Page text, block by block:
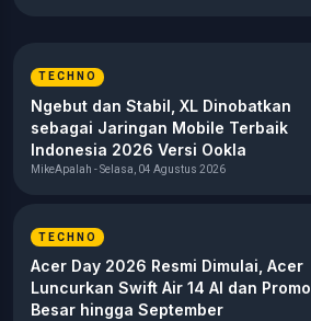
TECHNO
Ngebut dan Stabil, XL Dinobatkan
sebagai Jaringan Mobile Terbaik
Indonesia 2026 Versi Ookla
MikeApalah - Selasa, 04 Agustus 2026
TECHNO
Acer Day 2026 Resmi Dimulai, Acer
Luncurkan Swift Air 14 AI dan Promo
Besar hingga September